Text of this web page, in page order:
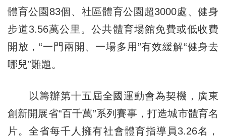
體育公園83個、社區體育公園超3000處、健身
步道3.56萬公里。公共體育場館免費或低收費
開放，“一門兩開、一場多用”有效緩解“健身去
哪兒”難題。
以籌辦第十五屆全國運動會為契機，廣東
創新開展省“百千萬”系列賽事，打造城市體育名
片。全省每千人擁有社會體育指導員3.26名，